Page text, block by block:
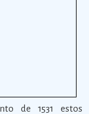
de 1531 estos